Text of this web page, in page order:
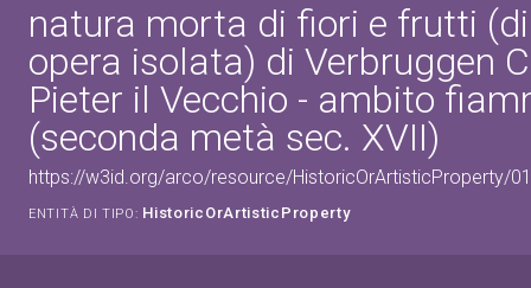
natura morta di fiori e frutti
opera isolata) di Verbruggen
Pieter il Vecchio - ambito
(seconda metà sec. XVII)
https://w3id.org/arco/resource/HistoricOrArtisticProperty/
ENTITÀ DI TIPO: HistoricOrArtisticProperty